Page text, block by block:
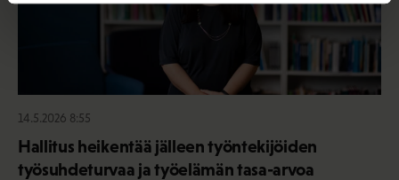
14.5.2026 8:55
Hallitus heikentää jälleen työntekijöiden
työsuhdeturvaa ja työelämän tasa-arvoa